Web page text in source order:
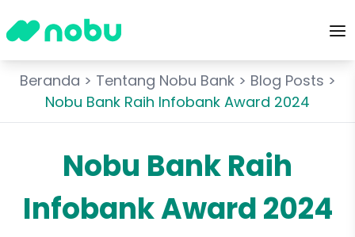
Beranda > Tentang Nobu Bank > Blog Posts >
Nobu Bank Raih Infobank Award 2024
Nobu Bank Raih
Infobank Award 2024